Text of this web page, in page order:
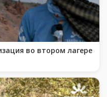
во втором лагере